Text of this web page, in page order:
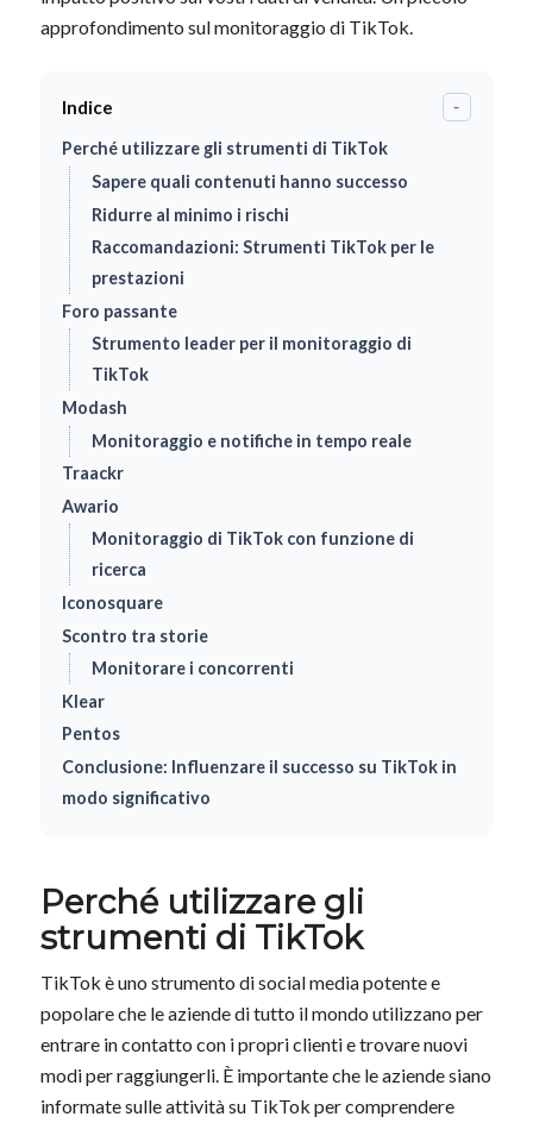
approfondimento sul monitoraggio di TikTok.
Indice -
Perché utilizzare gli strumenti di TikTok
Sapere quali contenuti hanno successo
Ridurre al minimo i rischi
Raccomandazioni: Strumenti TikTok per le
prestazioni
Foro passante
Strumento leader per il monitoraggio di
TikTok
Modash
Monitoraggio e notifiche in tempo reale
Traackr
Awario
Monitoraggio di TikTok con funzione di
ricerca
Iconosquare
Scontro tra storie
Monitorare i concorrenti
Klear
Pentos
Conclusione: Influenzare il successo su TikTok in
modo significativo
Perché utilizzare gli
strumenti di TikTok
TikTok è uno strumento di social media potente e
popolare che le aziende di tutto il mondo utilizzano per
entrare in contatto con i propri clienti e trovare nuovi
modi per raggiungerli. È importante che le aziende siano
informate sulle attività su TikTok per comprendere